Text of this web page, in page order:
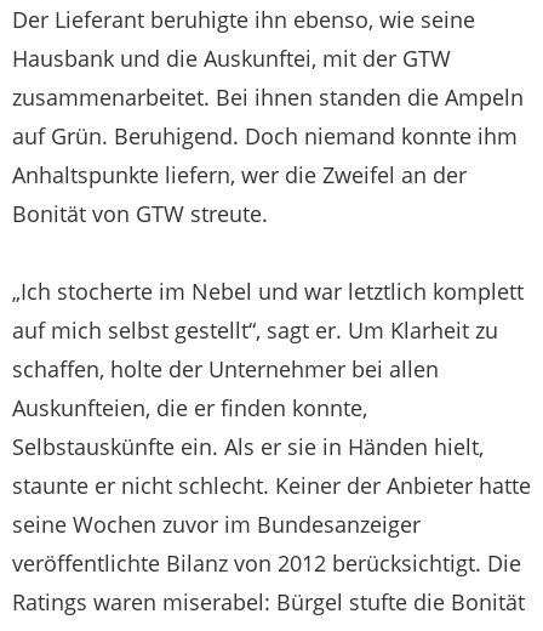
Der Lieferant beruhigte ihn ebenso, wie seine
Hausbank und die Auskunftei, mit der GTW
zusammenarbeitet. Bei ihnen standen die Ampeln
auf Grün. Beruhigend. Doch niemand konnte ihm
Anhaltspunkte liefern, wer die Zweifel an der
Bonität von GTW streute.
„Ich stocherte im Nebel und war letztlich komplett
auf mich selbst gestellt“, sagt er. Um Klarheit zu
schaffen, holte der Unternehmer bei allen
Auskunfteien, die er finden konnte,
Selbstauskünfte ein. Als er sie in Händen hielt,
staunte er nicht schlecht. Keiner der Anbieter hatte
seine Wochen zuvor im Bundesanzeiger
veröffentlichte Bilanz von 2012 berücksichtigt. Die
Ratings waren miserabel: Bürgel stufte die Bonität